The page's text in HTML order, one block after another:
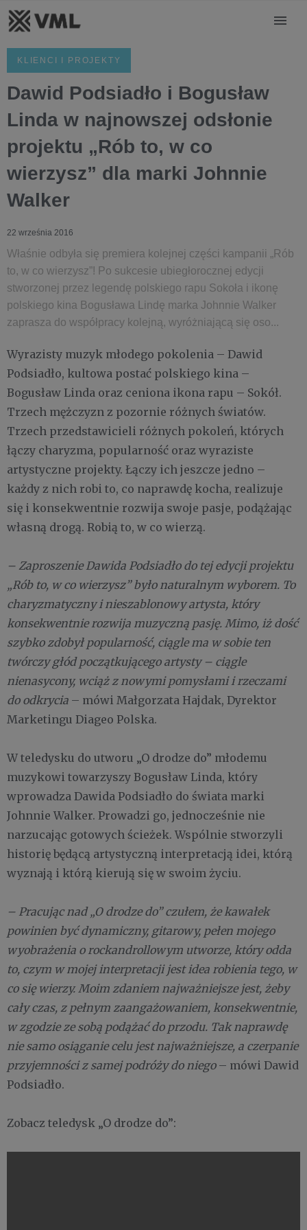
KLIENCI I PROJEKTY
Dawid Podsiadło i Bogusław
Linda w najnowszej odsłonie
projektu „Rób to, w co
wierzysz” dla marki Johnnie
Walker
22 września 2016
Właśnie odbyła się premiera kolejnej części kampanii „Rób
to, w co wierzysz”! Po sukcesie ubiegłorocznej edycji
stworzonej przez legendę polskiego rapu Sokoła i ikonę
polskiego kina Bogusława Lindę marka Johnnie Walker
zaprasza do współpracy kolejną, wyróżniającą się oso...
Wyrazisty muzyk młodego pokolenia – Dawid
Podsiadło, kultowa postać polskiego kina –
Bogusław Linda oraz ceniona ikona rapu – Sokół.
Trzech mężczyzn z pozornie różnych światów.
Trzech przedstawicieli różnych pokoleń, których
łączy charyzma, popularność oraz wyraziste
artystyczne projekty. Łączy ich jeszcze jedno –
każdy z nich robi to, co naprawdę kocha, realizuje
się i konsekwentnie rozwija swoje pasje, podążając
własną drogą. Robią to, w co wierzą.
– Zaproszenie Dawida Podsiadło do tej edycji projektu
„Rób to, w co wierzysz” było naturalnym wyborem. To
charyzmatyczny i nieszablonowy artysta, który
konsekwentnie rozwija muzyczną pasję. Mimo, iż dość
szybko zdobył popularność, ciągle ma w sobie ten
twórczy głód początkującego artysty – ciągle
nienasycony, wciąż z nowymi pomysłami i rzeczami
do odkrycia – mówi Małgorzata Hajdak, Dyrektor
Marketingu Diageo Polska.
W teledysku do utworu „O drodze do” młodemu
muzykowi towarzyszy Bogusław Linda, który
wprowadza Dawida Podsiadło do świata marki
Johnnie Walker. Prowadzi go, jednocześnie nie
narzucając gotowych ścieżek. Wspólnie stworzyli
historię będącą artystyczną interpretacją idei, którą
wyznają i którą kierują się w swoim życiu.
– Pracując nad „O drodze do” czułem, że kawałek
powinien być dynamiczny, gitarowy, pełen mojego
wyobrażenia o rockandrollowym utworze, który odda
to, czym w mojej interpretacji jest idea robienia tego, w
co się wierzy. Moim zdaniem najważniejsze jest, żeby
cały czas, z pełnym zaangażowaniem, konsekwentnie,
w zgodzie ze sobą podążać do przodu. Tak naprawdę
nie samo osiąganie celu jest najważniejsze, a czerpanie
przyjemności z samej podróży do niego– mówi Dawid
Podsiadło.
Zobacz teledysk „O drodze do”: